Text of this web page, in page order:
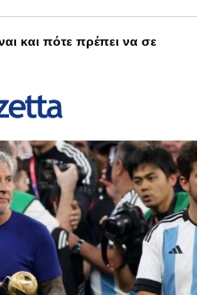
και πότε πρέπει να σε